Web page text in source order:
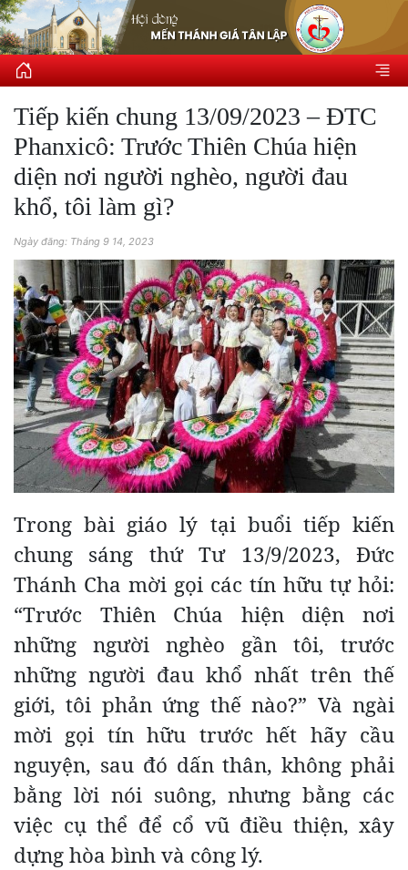
Tiếp kiến chung 13/09/2023 – ĐTC
Phanxicô: Trước Thiên Chúa hiện
diện nơi người nghèo, người đau
khổ, tôi làm gì?
Ngày đăng: Tháng 9 14, 2023
Trong bài giáo lý tại buổi tiếp kiến
chung sáng thứ Tư 13/9/2023, Đức
Thánh Cha mời gọi các tín hữu tự hỏi:
“Trước Thiên Chúa hiện diện nơi
những người nghèo gần tôi, trước
những người đau khổ nhất trên thế
giới, tôi phản ứng thế nào?” Và ngài
mời gọi tín hữu trước hết hãy cầu
nguyện, sau đó dấn thân, không phải
bằng lời nói suông, nhưng bằng các
việc cụ thể để cổ vũ điều thiện, xây
dựng hòa bình và công lý.